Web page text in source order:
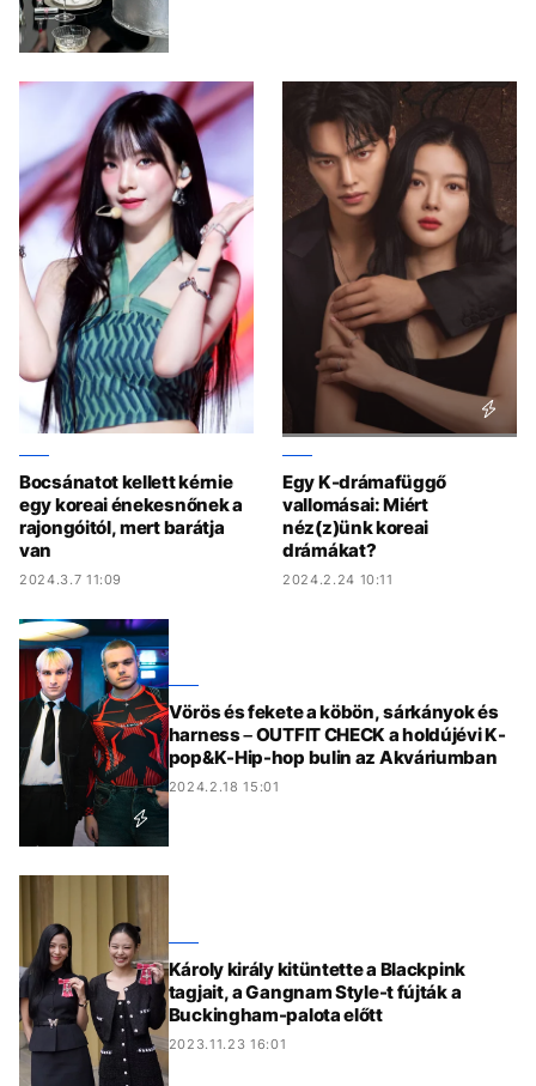
Bocsánatot kellett kérnie
egy koreai énekesnőnek a
rajongóitól, mert barátja
van
2024.3.7 11:09
Egy K-drámafüggő
vallomásai: Miért
néz(z)ünk koreai
drámákat?
2024.2.24 10:11
Vörös és fekete a köbön, sárkányok és
harness – OUTFIT CHECK a holdújévi K-
pop&K-Hip-hop bulin az Akváriumban
2024.2.18 15:01
Károly király kitüntette a Blackpink
tagjait, a Gangnam Style-t fújták a
Buckingham-palota előtt
2023.11.23 16:01